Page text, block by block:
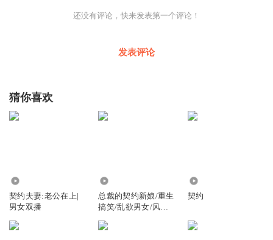
还没有评论，快来发表第一个评论！
发表评论
猜你喜欢
契约夫妻:老公在上|
男女双播
总裁的契约新娘/重生
搞笑/乱欲男女/风流
契约